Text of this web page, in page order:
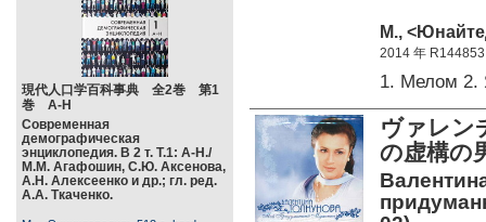
現代人口学百科事典 全2巻 第1
巻 А-Н
Современная
демографическая
энциклопедия. В 2 т. Т.1: А-Н./
М.М. Агафошин, С.Ю. Аксенова,
А.Н. Алексеенко и др.; гл. ред.
А.А. Ткаченко.
М.,
2014 年 R144853
1. Мелом 2.
ヴァレ
の虚構